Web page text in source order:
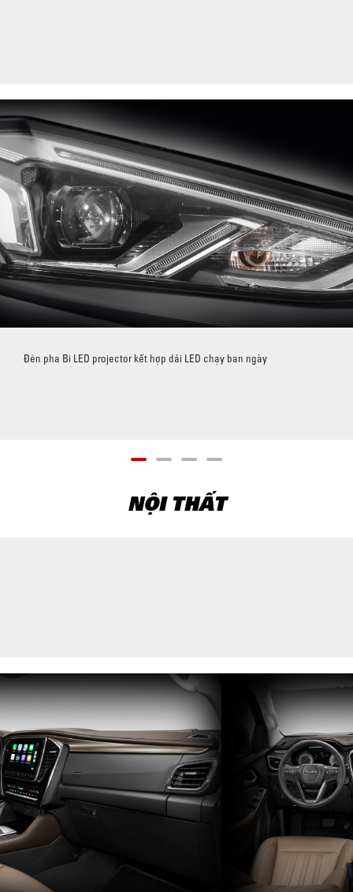
Đèn pha Bi LED projector kết hợp dải LED chạy ban ngày
NỘI THẤT